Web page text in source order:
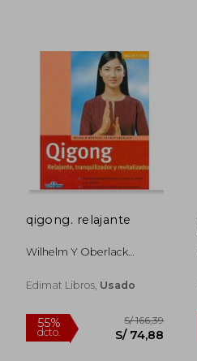
S/ 228,11
S/ 102,65
qigong. relajante
Wilhelm Y Oberlack
Edimat Libros, Usado